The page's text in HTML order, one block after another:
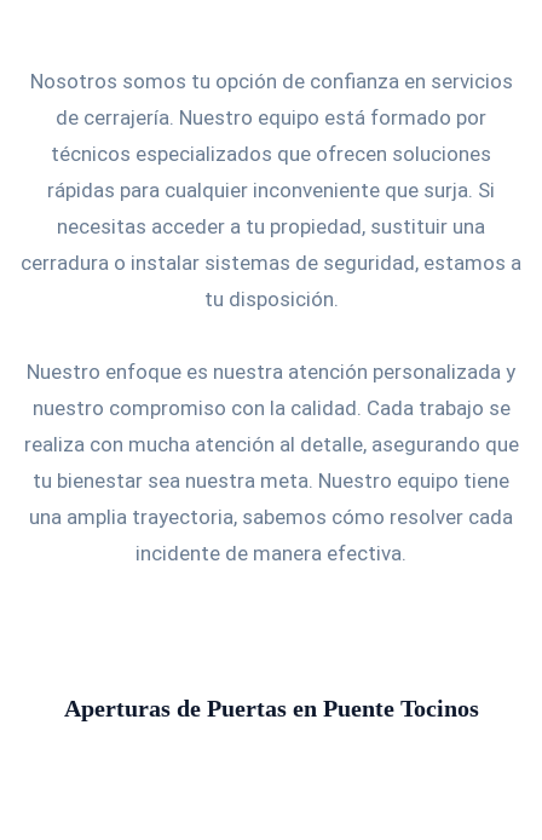
Nosotros somos tu opción de confianza en servicios
de cerrajería. Nuestro equipo está formado por
técnicos especializados que ofrecen soluciones
rápidas para cualquier inconveniente que surja. Si
necesitas acceder a tu propiedad, sustituir una
cerradura o instalar sistemas de seguridad, estamos a
tu disposición.
Nuestro enfoque es nuestra atención personalizada y
nuestro compromiso con la calidad. Cada trabajo se
realiza con mucha atención al detalle, asegurando que
tu bienestar sea nuestra meta. Nuestro equipo tiene
una amplia trayectoria, sabemos cómo resolver cada
incidente de manera efectiva.
Aperturas de Puertas en Puente Tocinos